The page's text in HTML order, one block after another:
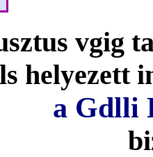
vgig
helyezett
a Gdlli